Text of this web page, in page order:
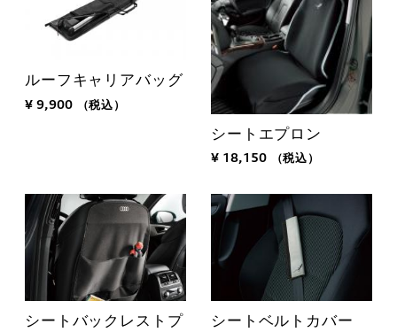
ルーフキャリアバッグ
¥ 9,900 （税込）
シートエプロン
¥ 18,150 （税込）
シートバックレストプ
シートベルトカバー